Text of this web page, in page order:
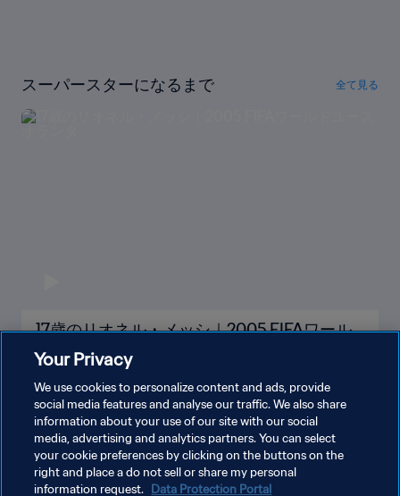
スーパースターになるまで 全て見る
17歳のリオネル・メッシ｜2005 FIFAワール
ドユース オランダ
Your Privacy
We use cookies to personalize content and ads, provide
social media features and analyse our traffic. We also share
information about your use of our site with our social
media, advertising and analytics partners. You can select
your cookie preferences by clicking on the buttons on the
right and place a do not sell or share my personal
information request. Data Protection Portal